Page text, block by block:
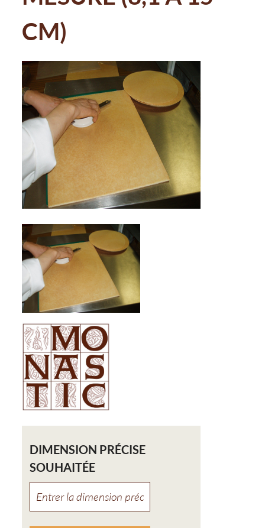
CM)
DIMENSION PRÉCISE
SOUHAITÉE